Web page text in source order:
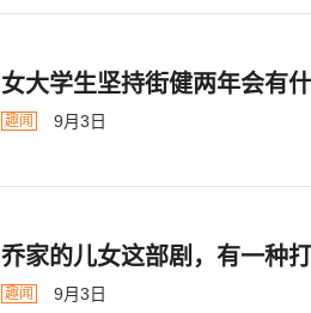
女大学生坚持街健两年会有什
趣闻 9月3日
乔家的儿女这部剧，有一种
趣闻 9月3日